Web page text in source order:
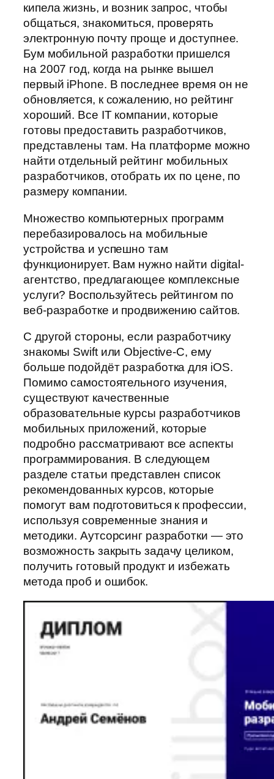
кипела жизнь, и возник запрос, чтобы
общаться, знакомиться, проверять
электронную почту проще и доступнее.
Бум мобильной разработки пришелся
на 2007 год, когда на рынке вышел
первый iPhone. В последнее время он не
обновляется, к сожалению, но рейтинг
хороший. Все IT компании, которые
готовы предоставить разработчиков,
представлены там. На платформе можно
найти отдельный рейтинг мобильных
разработчиков, отобрать их по цене, по
размеру компании.
Множество компьютерных программ
перебазировалось на мобильные
устройства и успешно там
функционирует. Вам нужно найти digital-
агентство, предлагающее комплексные
услуги? Воспользуйтесь рейтингом по
веб-разработке и продвижению сайтов.
С другой стороны, если разработчику
знакомы Swift или Objective-C, ему
больше подойдёт разработка для iOS.
Помимо самостоятельного изучения,
существуют качественные
образовательные курсы разработчиков
мобильных приложений, которые
подробно рассматривают все аспекты
программирования. В следующем
разделе статьи представлен список
рекомендованных курсов, которые
помогут вам подготовиться к профессии,
используя современные знания и
методики. Аутсорсинг разработки — это
возможность закрыть задачу целиком,
получить готовый продукт и избежать
метода проб и ошибок.